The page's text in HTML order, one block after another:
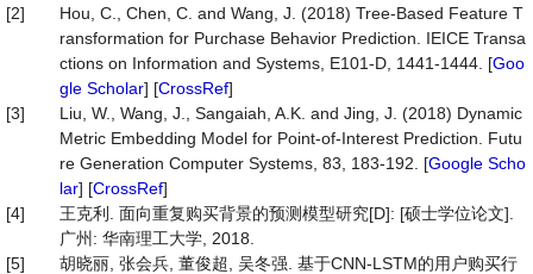
[2]
Hou, C., Chen, C. and Wang, J. (2018) Tree-Based Feature T
ransformation for Purchase Behavior Prediction. IEICE Transa
ctions on Information and Systems, E101-D, 1441-1444. [Goo
gle Scholar] [CrossRef]
[3]
Liu, W., Wang, J., Sangaiah, A.K. and Jing, J. (2018) Dynamic
Metric Embedding Model for Point-of-Interest Prediction. Futu
re Generation Computer Systems, 83, 183-192. [Google Scho
lar] [CrossRef]
[4]
王克利. 面向重复购买背景的预测模型研究[D]: [硕士学位论文].
广州: 华南理工大学, 2018.
[5]
胡晓丽, 张会兵, 董俊超, 吴冬强. 基于CNN-LSTM的用户购买行